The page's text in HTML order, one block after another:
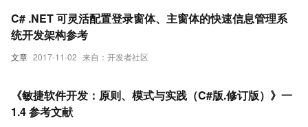
文章 2017-11-02 来自：开发者社区
C# .NET 可灵活配置登录窗体、主窗体的快速信息管理系
统开发架构参考
《敏捷软件开发：原则、模式与实践（C#版.修订版）》一
1.4 参考文献